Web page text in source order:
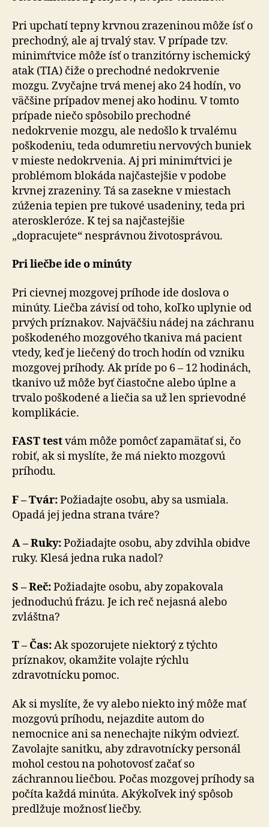
Pri upchatí tepny krvnou zrazeninou môže ísť o
prechodný, ale aj trvalý stav. V prípade tzv.
minimŕtvice môže ísť o tranzitórny ischemický
atak (TIA) čiže o prechodné nedokrvenie
mozgu. Zvyčajne trvá menej ako 24 hodín, vo
väčšine prípadov menej ako hodinu. V tomto
prípade niečo spôsobilo prechodné
nedokrvenie mozgu, ale nedošlo k trvalému
poškodeniu, teda odumretiu nervových buniek
v mieste nedokrvenia. Aj pri minimŕtvici je
problémom blokáda najčastejšie v podobe
krvnej zrazeniny. Tá sa zasekne v miestach
zúženia tepien pre tukové usadeniny, teda pri
ateroskleróze. K tej sa najčastejšie
„dopracujete“ nesprávnou životosprávou.
Pri liečbe ide o minúty
Pri cievnej mozgovej príhode ide doslova o
minúty. Liečba závisí od toho, koľko uplynie od
prvých príznakov. Najväčšiu nádej na záchranu
poškodeného mozgového tkaniva má pacient
vtedy, keď je liečený do troch hodín od vzniku
mozgovej príhody. Ak príde po 6 – 12 hodinách,
tkanivo už môže byť čiastočne alebo úplne a
trvalo poškodené a liečia sa už len sprievodné
komplikácie.
FAST testvám môže pomôcť zapamätať si, čo
robiť, ak si myslíte, že má niekto mozgovú
príhodu.
F – Tvár:Požiadajte osobu, aby sa usmiala.
Opadá jej jedna strana tváre?
A – Ruky:Požiadajte osobu, aby zdvihla obidve
ruky. Klesá jedna ruka nadol?
S – Reč:Požiadajte osobu, aby zopakovala
jednoduchú frázu. Je ich reč nejasná alebo
zvláštna?
T – Čas:Ak spozorujete niektorý z týchto
príznakov, okamžite volajte rýchlu
zdravotnícku pomoc.
Ak si myslíte, že vy alebo niekto iný môže mať
mozgovú príhodu, nejazdite autom do
nemocnice ani sa nenechajte nikým odviezť.
Zavolajte sanitku, aby zdravotnícky personál
mohol cestou na pohotovosť začať so
záchrannou liečbou. Počas mozgovej príhody sa
počíta každá minúta. Akýkoľvek iný spôsob
predlžuje možnosť liečby.